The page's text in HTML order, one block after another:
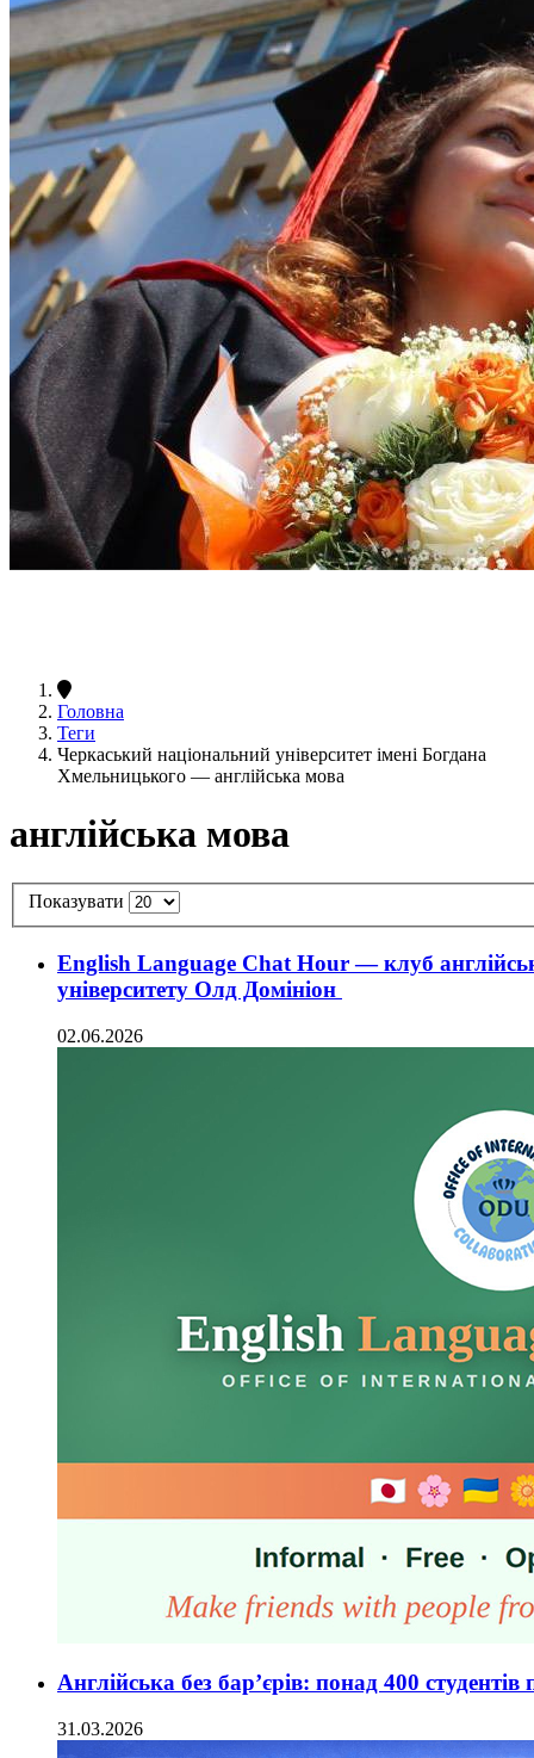
Головна
Теги
Черкаський національний університет імені Богдана
Хмельницького — англійська мова
англійська мова
Показувати
English Language Chat Hour — клуб
університету Олд Домініон
02.06.2026
Англійська без бар’єрів: понад 400 студентів
31.03.2026